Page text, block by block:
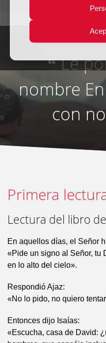
“Le
nombre
con
Primera
Lectura del libro
En aquellos días, el Señor
«Pide un signo al Señor, tu
en lo alto del cielo».
Respondió Ajaz:
«No lo pido, no quiero
Entonces dijo Isaías:
«Escucha, casa de David: